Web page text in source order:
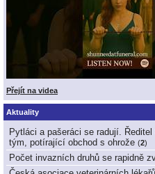
Přejít na videa
Aktuality
Pytláci a pašeráci se radují.
tým, potírající obchod s ohrože (2)
Počet invazních druhů se rapidně